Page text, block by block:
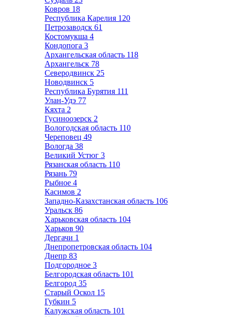
Ковров 18
Республика Карелия 120
Петрозаводск 61
Костомукша 4
Кондопога 3
Архангельская область 118
Архангельск 78
Северодвинск 25
Новодвинск 5
Республика Бурятия 111
Улан-Удэ 77
Кяхта 2
Гусиноозерск 2
Вологодская область 110
Череповец 49
Вологда 38
Великий Устюг 3
Рязанская область 110
Рязань 79
Рыбное 4
Касимов 2
Западно-Казахстанская область 106
Уральск 86
Харьковская область 104
Харьков 90
Дергачи 1
Днепропетровская область 104
Днепр 83
Подгородное 3
Белгородская область 101
Белгород 35
Старый Оскол 15
Губкин 5
Калужская область 101